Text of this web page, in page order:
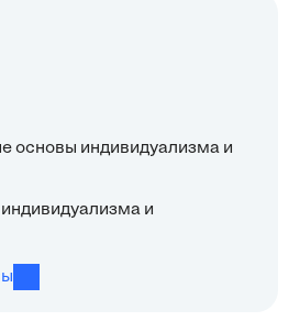
основы индивидуализма и
и